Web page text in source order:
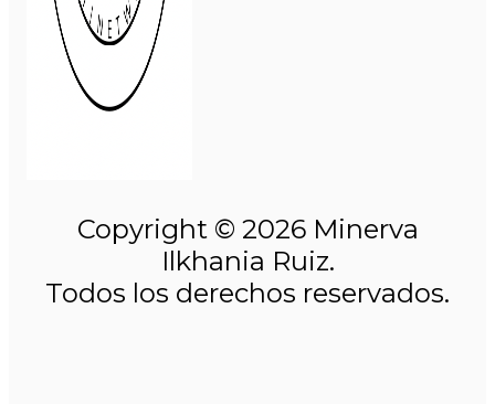
Copyright © 2026 Minerva
Ilkhania Ruiz.
Todos los derechos reservados.